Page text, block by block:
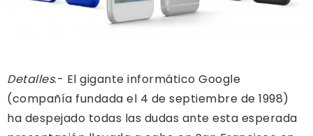
Detalles.- El gigante informático Google
(compañía fundada el 4 de septiembre de 1998)
ha despejado todas las dudas ante esta esperada